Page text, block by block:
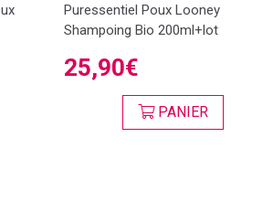
Puressentiel Poux Looney
Shampoing Bio 200ml+lot
25,90€
PANIER